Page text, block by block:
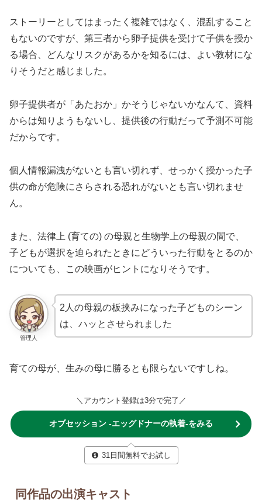
ストーリーとしてはまったく複雑ではなく、混乱すること
もないのですが、第三者から卵子提供を受けて子供を授か
る場合、どんなリスクがあるかを知るには、よい教材にな
りそうだと感じました。
卵子提供者が「あたおか」かそうじゃないかなんて、資料
からは知りようもないし、提供後の行動だって予測不可能
だからです。
個人情報漏洩がないとも言い切れず、せっかく授かった子
供の命が危険にさらされる恐れがないとも言い切れませ
ん。
また、法律上 (育ての) の母親と生物学上の母親の間で、
子どもが選択を迫られたときにどういった行動をとるのか
についても、この映画がヒントになりそうです。
管理人
2人の母親の板挟みになった子どものシーン
は、ハッとさせられました
育ての母が、生みの母に勝るとも限らないですしね。
＼アカウント登録は3分で完了／
オブセッション -エッグドナーの執着-をみる
31日間無料でお試し
同作品の出演キャスト